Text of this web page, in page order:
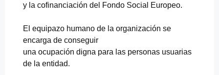
y la cofinanciación del Fondo Social Europeo.
El equipazo humano de la organización se
encarga de conseguir
una ocupación digna para las personas usuarias
de la entidad.